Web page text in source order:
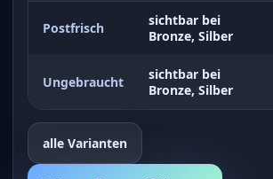
Postfrisch
sichtbar bei
Bronze, Silber
Ungebraucht
sichtbar bei
Bronze, Silber
alle Varianten